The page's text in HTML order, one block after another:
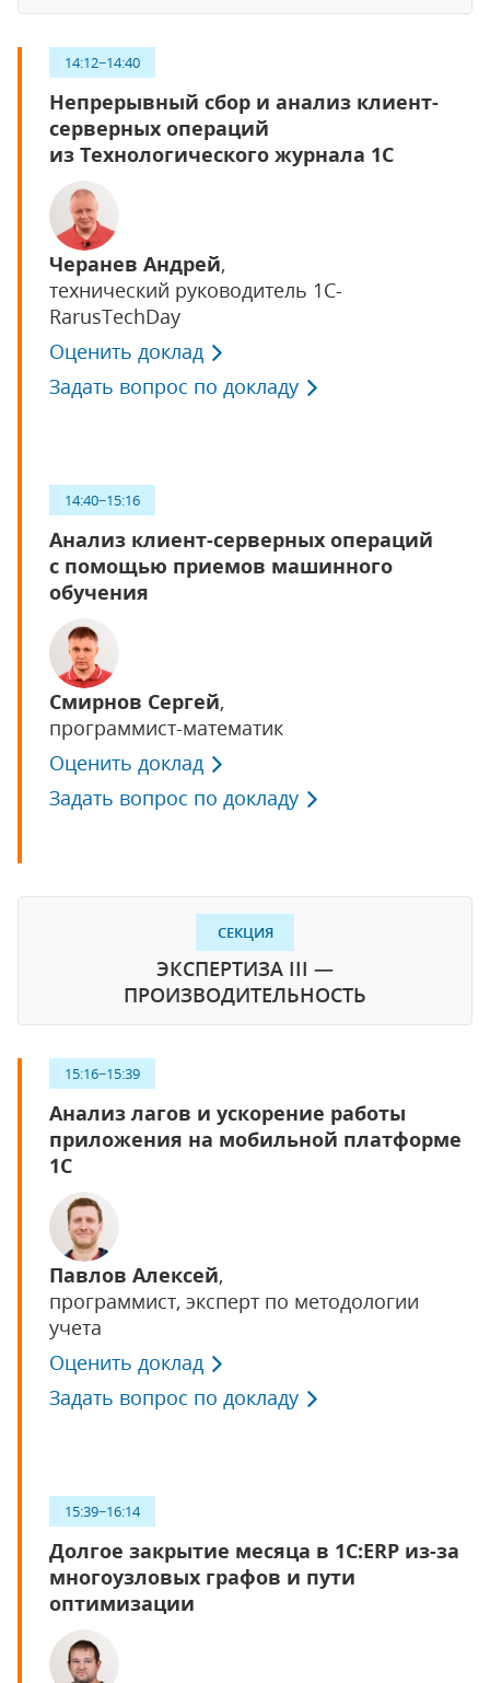
14:12−14:40
Непрерывный сбор и анализ клиент-
серверных операций
из Технологического журнала 1С
Черанев Андрей,
технический руководитель 1C-
RarusTechDay
Оценить доклад
Задать вопрос по докладу
14:40−15:16
Анализ клиент-серверных операций
с помощью приемов машинного
обучения
Смирнов Сергей,
программист-математик
Оценить доклад
Задать вопрос по докладу
СЕКЦИЯ
ЭКСПЕРТИЗА III —
ПРОИЗВОДИТЕЛЬНОСТЬ
15:16−15:39
Анализ лагов и ускорение работы
приложения на мобильной платформе
1С
Павлов Алексей,
программист, эксперт по методологии
учета
Оценить доклад
Задать вопрос по докладу
15:39−16:14
Долгое закрытие месяца в 1С:ERP из-за
многоузловых графов и пути
оптимизации